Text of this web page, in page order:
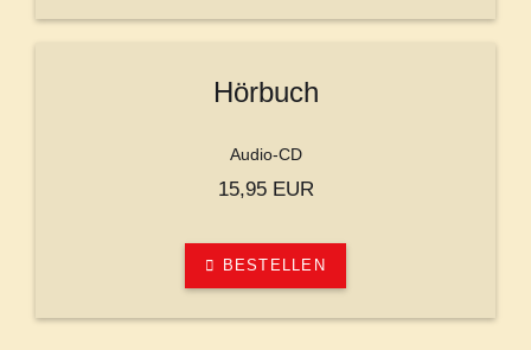
Hörbuch
Audio-CD
15,95 EUR
BESTELLEN